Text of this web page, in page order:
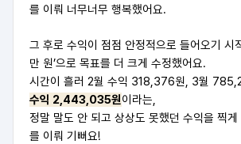
를 이뤄 너무너무 행복했어요.
그 후로 수익이 점점 안정적으로 들어오기 시
만 원’으로 목표를 더 크게 수정했어요.
시간이 흘러 2월 수익 318,376원, 3월
수익 2,443,035원이라는,
정말 말도 안 되고 상상도 못했던 수익을 찍
를 이뤄 기뻐요!